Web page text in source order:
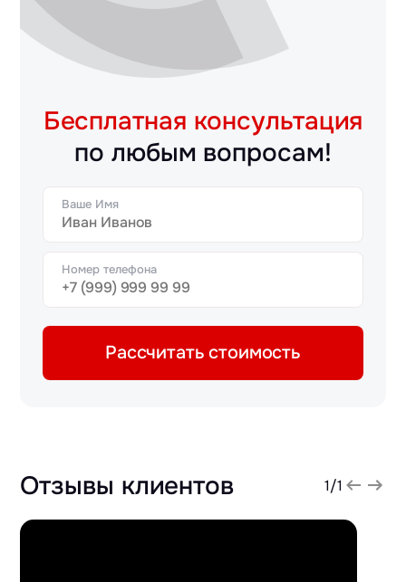
Бесплатная консультация
по любым вопросам!
Ваше Имя
Номер телефона
Рассчитать стоимость
Отзывы клиентов 1/1